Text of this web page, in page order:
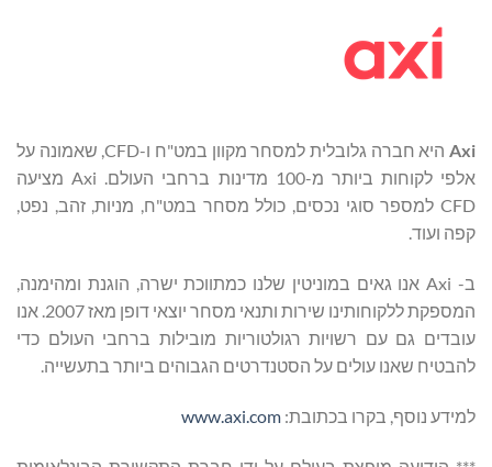
Axi
היא חברה גלובלית למסחר מקוון במט"ח ו-CFD, שאמונה על
אלפי לקוחות ביותר מ-100 מדינות ברחבי העולם. Axi מציעה
CFD למספר סוגי נכסים, כולל מסחר במט"ח, מניות, זהב, נפט,
קפה ועוד.
ב- Axi אנו גאים במוניטין שלנו כמתווכת ישרה, הוגנת ומהימנה,
המספקת ללקוחותינו שירות ותנאי מסחר יוצאי דופן מאז 2007. אנו
עובדים גם עם רשויות רגולטוריות מובילות ברחבי העולם כדי
להבטיח שאנו עולים על הסטנדרטים הגבוהים ביותר בתעשייה.
למידע נוסף, בקרו בכתובת: www.axi.com